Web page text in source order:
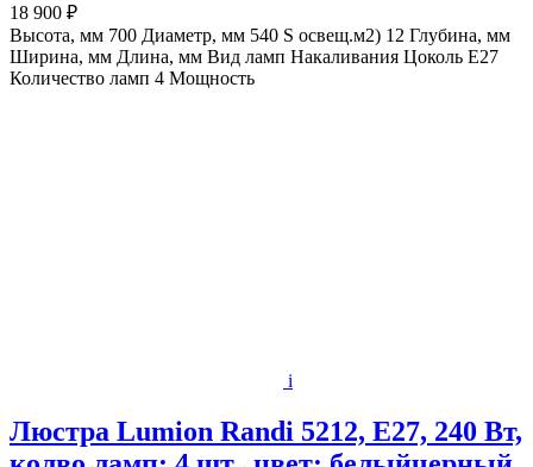
18 900 ₽
Высота, мм 700 Диаметр, мм 540 S освещ.м2) 12 Глубина, мм
Ширина, мм Длина, мм Вид ламп Накаливания Цоколь E27
Количество ламп 4 Мощность
i
Люстра Lumion Randi 5212, E27, 240 Вт,